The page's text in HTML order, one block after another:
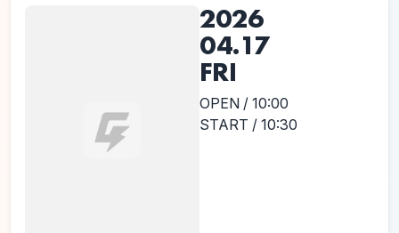
2026
04.17
FRI
OPEN / 10:00
START / 10:30